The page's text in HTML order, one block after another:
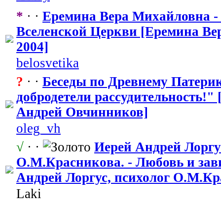
* · · Еремина Вера Михайловна -
Вселенской Церкви [Еремина
2004]
belosvetika
? · · Беседы по Древнему
добродетели рассудительн​ость!"
Андрей Овчинников]
oleg_vh
√ · ·
Иерей Андрей
О.М.Краснико​ва. - Любовь и
Андрей Лоргус, психолог
Laki